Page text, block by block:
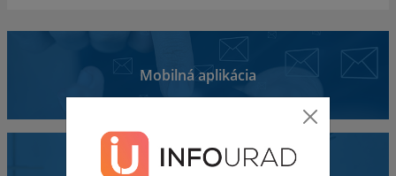
Mobilná aplikácia